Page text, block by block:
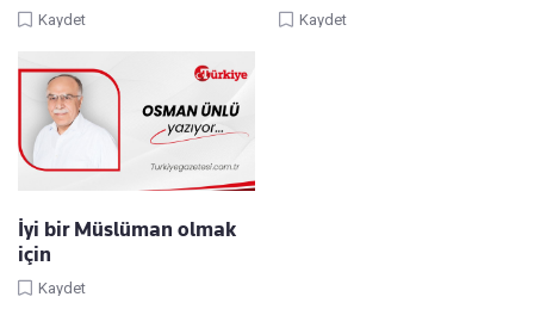
Kaydet Kaydet
İyi bir Müslüman olmak
için
Kaydet